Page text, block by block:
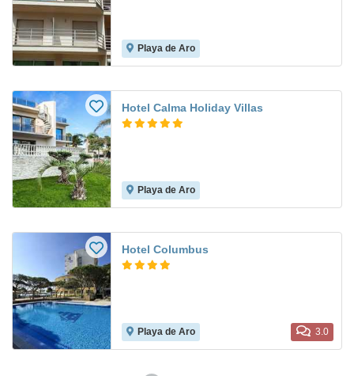
Playa de Aro
Hotel Calma Holiday Villas
Playa de Aro
Hotel Columbus
Playa de Aro 3.0